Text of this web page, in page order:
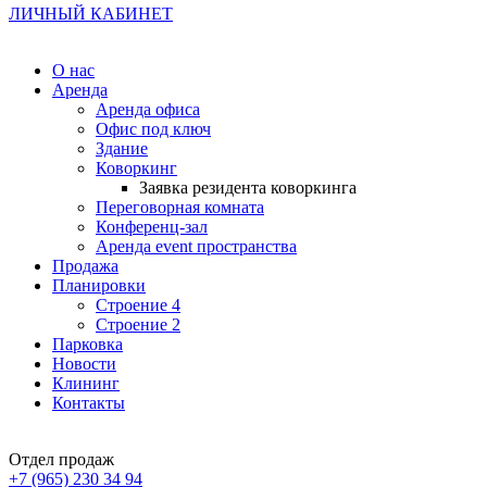
ЛИЧНЫЙ КАБИНЕТ
О нас
Аренда
Аренда офиса
Офис под ключ
Здание
Коворкинг
Заявка резидента коворкинга
Переговорная комната
Конференц-зал
Аренда event пространства
Продажа
Планировки
Строение 4
Строение 2
Парковка
Новости
Клининг
Контакты
Отдел продаж
+7 (965) 230 34 94